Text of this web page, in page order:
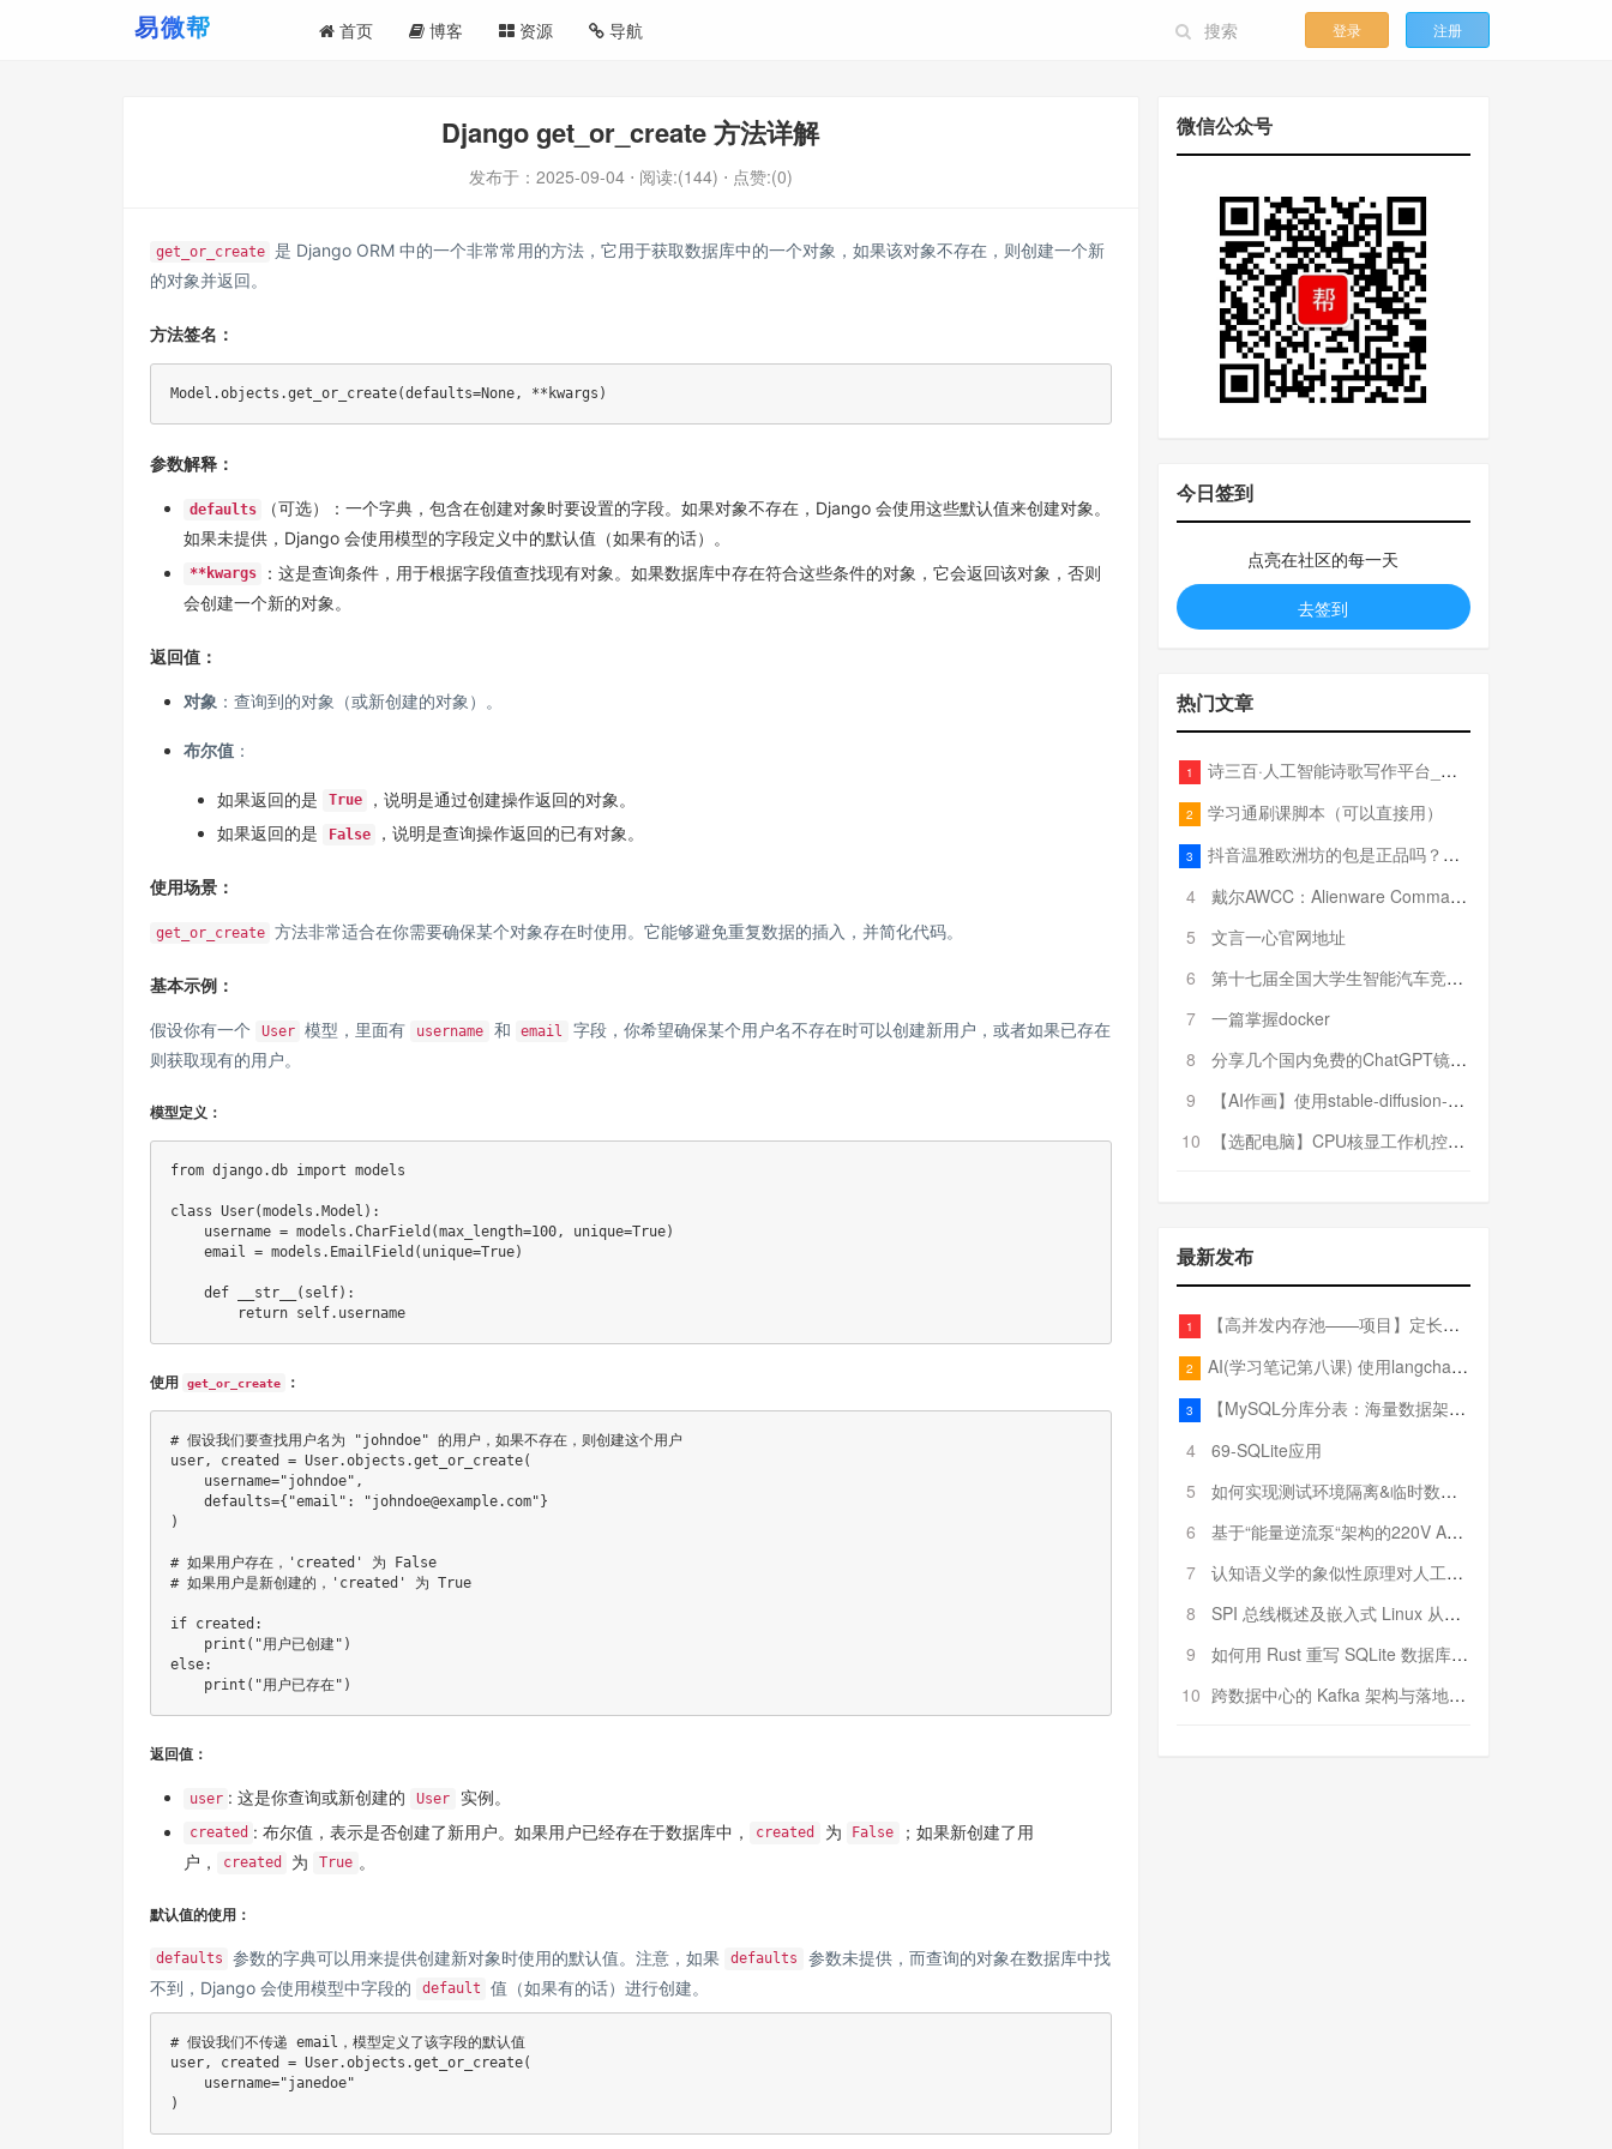
首页 博客 资源 导航 登录 注册
Django get_or_create 方法详解
发布于： 2025-09-04 ⋅ 阅读:(144) ⋅ 点赞:(0)
get_or_create 是 Django ORM 中的一个非常常用的方法，它用于获取数据库中的一个对象，如果该对象不存在，则创建一个新
的对象并返回。
方法签名：
Model .objects .get_or_create(defaults=None, ** kwargs )
参数解释：
defaults
（可选）：一个字典，包含在创建对象时要设置的字段。如果对象不存在，Django 会使用这些默认值来创建对象。
如果未提供，Django 会使用模型的字段定义中的默认值（如果有的话）。
**kwargs
：这是查询条件，用于根据字段值查找现有对象。如果数据库中存在符合这些条件的对象，它会返回该对象，否则
会创建一个新的对象。
返回值：
对象 ：查询到的对象（或新创建的对象）。
布尔值 ：
如果返回的是 True
，说明是通过创建操作返回的对象。
如果返回的是
False ，说明是查询操作返回的已有对象。
使用场景：
get_or_create 方法非常适合在你需要确保某个对象存在时使用。它能够避免重复数据的插入，并简化代码。
基本示例：
假设你有一个 User 模型，里面有 username 和 email
字段，你希望确保某个用户名不存在时可以创建新用户，或者如果已存在
则获取现有的用户。
模型定义：
from django.db import models
class User(models . Model ) :
    username
= models .CharField (max_length=100, unique=True)
    email
= models . EmailField ( unique=True)
def __str__ ( self) :
return self.
使用 get_or_create ：
# 假设我们要查找用户名为 "johndoe" 的用户，如果不存在，则创建这个用户
user, created = User.objects .get_or_create(
    username
="johndoe" ,
    defaults
={ "email" : "johndoe@example.com" }
)
# 如果用户存在，'created' 为 False
# 如果用户是新创建的，'created' 为 True
if created :
print ( "用户已创建" )
else:
print ( "用户已存在" )
返回值：
user : 这是你查询或新创建的 User 实例。
created : 布尔值，表示是否创建了新用户。如果用户已经存在于数据库中， created 为 False
；如果新创建了用
户，
created 为 True 。
默认值的使用：
defaults 参数的字典可以用来提供创建新对象时使用的默认值。注意，如果 defaults
参数未提供，而查询的对象在数据库中找
不到，Django 会使用模型中字段的
default 值（如果有的话）进行创建。
# 假设我们不传递 email，模型定义了该字段的默认值
user , created = User.objects .get_or_create(
    username
="janedoe"
)
微信公众号
今日签到
点亮在社区的每一天
去签到
热门文章
1 诗三百·人工智能诗歌写作平台_在线作诗机_藏头诗生成器_电脑对联_姓名作诗
2 学习通刷课脚本（可以直接用）
3
抖音温雅欧洲坊的包是正品吗？温雅卖的包为啥那么便宜？
4
戴尔AWCC：Alienware Command Center 故障排除方法，里面附有超全详解呦，快来快来，欢迎观看~
5
文言一心官网地址
6
第十七届全国大学生智能汽车竞赛全国总决赛参赛队伍奖项公告
7
一篇掌握docker
8
分享几个国内免费的ChatGPT镜像网址(亲测有效-4月25日更新)
9
【AI作画】使用stable-diffusion-webui搭建AI作画平台
10
【选配电脑】CPU核显工作机控制预算5000
最新发布
1 【高并发内存池——项目】定长内存池——开胃小菜
2 AI(学习笔记第八课) 使用langchain的embedding models
3
【MySQL分库分表：海量数据架构的终极解决方案】
4
69-SQLite应用
5
如何实现测试环境隔离&临时数据库（pytest+SQLite）
6
基于“能量逆流泵“架构的220V AC至20V DC 300W高效电源设计
7
认知语义学的象似性原理对人工智能自然语言处理深层语义分析的影响与启示
8
SPI 总线概述及嵌入式 Linux 从属 SPI 设备驱动程序开发（第二部分，实践）
9
如何用 Rust 重写 SQLite 数据库（二）:是否有市场空间？
10 跨数据中心的 Kafka 架构与落地实战